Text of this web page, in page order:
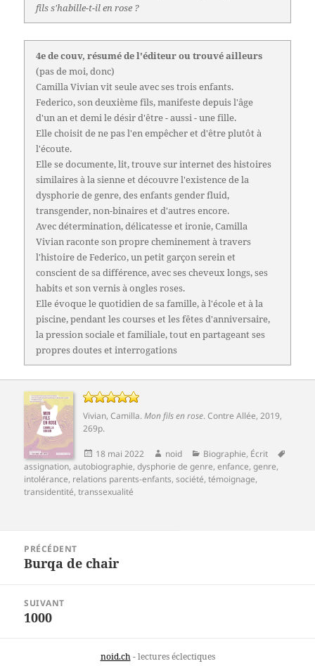
fils s'habille-t-il en rose ?
4e de couv, résumé de l'éditeur ou trouvé ailleurs
(pas de moi, donc)
Camilla Vivian vit seule avec ses trois enfants.
Federico, son deuxième fils, manifeste depuis l'âge
d'un an et demi le désir d'être - aussi - une fille.
Elle choisit de ne pas l'en empêcher et d'être plutôt à
l'écoute.
Elle se documente, lit, trouve sur internet des histoires
similaires à la sienne et découvre l'existence de la
dysphorie de genre, des enfants gender fluid,
transgender, non-binaires et d'autres encore.
Avec détermination, délicatesse et ironie, Camilla
Vivian raconte son propre cheminement à travers
l'histoire de Federico, un petit garçon serein et
conscient de sa différence, avec ses cheveux longs, ses
habits et son vernis à ongles roses.
Elle évoque le quotidien de sa famille, à l'école et à la
piscine, pendant les courses et les fêtes d'anniversaire,
la pression sociale et familiale, tout en partageant ses
propres doutes et interrogations
Vivian, Camilla.Mon fils en rose.Contre Allée, 2019,
269p.
Publié
le
18 mai 2022 Auteur
noid Catégories
Biographie, Écrit
assignation,autobiographie,dysphorie de genre,enfance,genre,
intolérance, relations parents-enfants,société,témoignage,
transidentité,transsexualité
l’article
PRÉCÉDENT
Article
Burqa de chair
SUIVANT
Article
1000
noid.ch- lectures éclectiques